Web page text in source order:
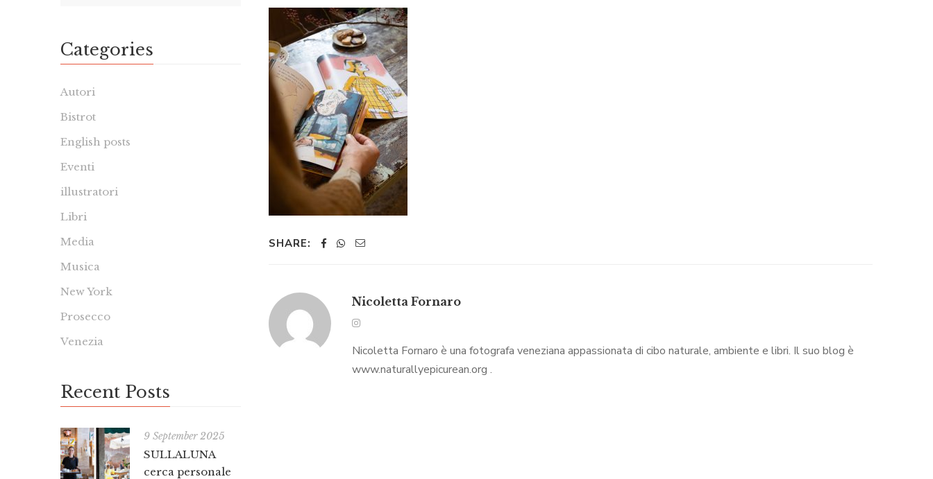
SHARE:
Nicoletta Fornaro
Nicoletta Fornaro è una fotografa veneziana appassionata di cibo naturale, ambiente e libri. Il suo blog è
www.naturallyepicurean.org .
Categories
Autori
Bistrot
English posts
Eventi
illustratori
Libri
Media
Musica
New York
Prosecco
Venezia
Recent Posts
9 September 2025
SULLALUNA
cerca personale